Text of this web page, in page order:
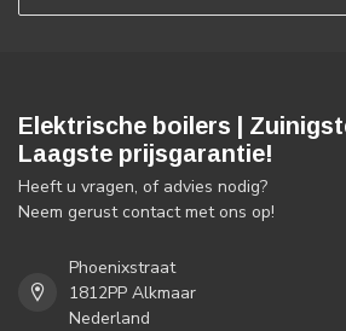
Elektrische boilers |
Laagste prijsgarantie!
Heeft u vragen, of advies nodig?
Neem gerust contact met ons op!
Phoenixstraat
1812PP Alkmaar
Nederland